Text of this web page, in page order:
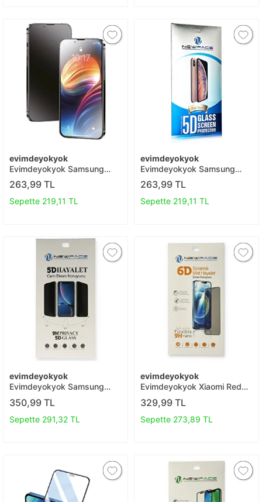
evimdeyokyok
Evimdeyokyok Samsung
Galaxy S23 Fe 3d Antistatik
Mat Seramik Nano Ekran
Koruyucu T20
263,99 TL
Sepette 219,11 TL
evimdeyokyok
Evimdeyokyok Samsung
Galaxy M52 5g 5d Eko Cam
Ekran Koruyucu T20
263,99 TL
Sepette 219,11 TL
evimdeyokyok
Evimdeyokyok Samsung
Galaxy M52 5g 5d Hayalet
Cam Ekran Koruyucu T20
350,99 TL
Sepette 291,32 TL
evimdeyokyok
Evimdeyokyok Xiaomi Redmi
Note 8 6d Mat Seramik
Hayalet Nano Ekran
Koruyucu T20
329,99 TL
Sepette 273,89 TL